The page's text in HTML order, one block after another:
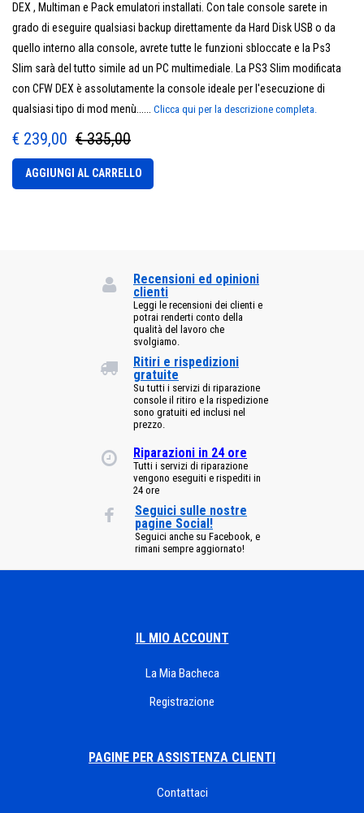
DEX , Multiman e Pack emulatori installati. Con tale console sarete in
grado di eseguire qualsiasi backup direttamente da Hard Disk USB o da
quello interno alla console, avrete tutte le funzioni sbloccate e la Ps3
Slim sarà del tutto simile ad un PC multimediale. La PS3 Slim modificata
con CFW DEX è assolutamente la console ideale per l'esecuzione di
qualsiasi tipo di mod menù...... Clicca qui per la descrizione completa.
€ 239,00 € 335,00
AGGIUNGI AL CARRELLO
Recensioni ed opinioni
clienti
Leggi le recensioni dei clienti e
potrai renderti conto della
qualità del lavoro che
svolgiamo.
Ritiri e rispedizioni
gratuite
Su tutti i servizi di riparazione
console il ritiro e la rispedizione
sono gratuiti ed inclusi nel
prezzo.
Riparazioni in 24 ore
Tutti i servizi di riparazione
vengono eseguiti e rispediti in
24 ore
Seguici sulle nostre
pagine Social!
Seguici anche su Facebook, e
rimani sempre aggiornato!
IL MIO ACCOUNT
La Mia Bacheca
Registrazione
PAGINE PER ASSISTENZA CLIENTI
Contattaci